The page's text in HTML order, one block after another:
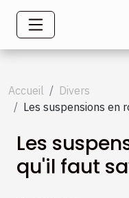
Accueil
Divers
Les suspensions en
Les
qu'il faut